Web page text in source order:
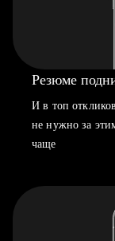
Резюме
И в топ
не нужно за
чаще